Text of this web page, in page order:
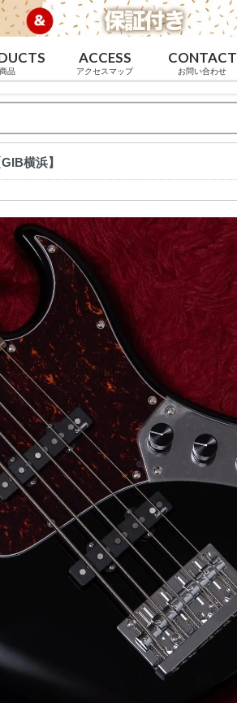
商品
ACCESS
アクセスマップ
CONTACT
お問い合わせ
横浜】